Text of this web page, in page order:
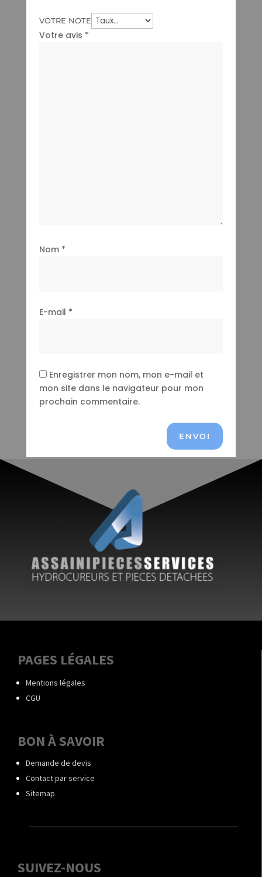
VOTRE NOTE
Votre avis *
Nom *
E-mail *
Enregistrer mon nom, mon e-mail et
mon site dans le navigateur pour mon
prochain commentaire.
ENVOI
PAGES LÉGALES
Mentions légales
CGU
BON À SAVOIR
Demande de devis
Contact par service
Sitemap
SUIVEZ-NOUS